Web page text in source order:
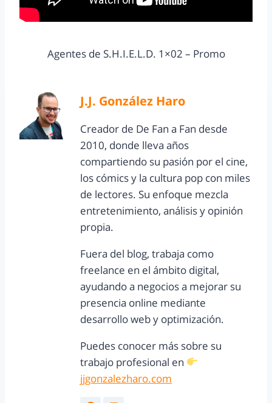
Agentes de S.H.I.E.L.D. 1×02 – Promo
J.J. González Haro
Creador de De Fan a Fan desde
2010, donde lleva años
compartiendo su pasión por el cine,
los cómics y la cultura pop con miles
de lectores. Su enfoque mezcla
entretenimiento, análisis y opinión
propia.
Fuera del blog, trabaja como
freelance en el ámbito digital,
ayudando a negocios a mejorar su
presencia online mediante
desarrollo web y optimización.
Puedes conocer más sobre su
trabajo profesional en
jjgonzalezharo.com